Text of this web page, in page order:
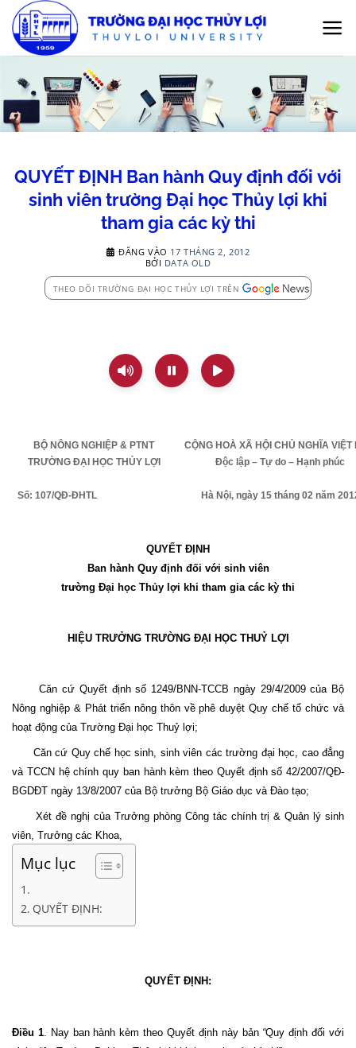
qua
nội
QUYẾT ĐỊNH Ban hành Quy định đối với
sinh viên trường Đại học Thủy lợi khi
tham gia các kỳ thi
ĐĂNG VÀO 17 THÁNG 2, 2012
BỞI DATA OLD
THEO DÕI TRƯỜNG ĐẠI HỌC THỦY LỢI TRÊN
BỘ NÔNG NGHIỆP & PTNT
TRƯỜNG ĐẠI HỌC THỦY LỢI
Số: 107/QĐ-ĐHTL
CỘNG HOÀ XÃ HỘI CHỦ NGHĨA VIỆT
Độc lập – Tự do – Hạnh phúc
Hà Nội, ngày 15 tháng 02 năm
QUYẾT ĐỊNH
Ban hành Quy định đối với sinh viên
trường Đại học Thủy lợi khi tham gia các kỳ thi
HIỆU TRƯỞNG TRƯỜNG ĐẠI HỌC THUỶ LỢI
Căn cứ Quyết định số 1249/BNN-TCCB ngày 29/4/2009 của Bộ
Nông nghiệp & Phát triển nông thôn về phê duyệt Quy chế tổ chức và
hoạt động của Trường Đại học Thuỷ lợi;
Căn cứ Quy chế học sinh, sinh viên các trường đại học, cao đẳng
và TCCN hệ chính quy ban hành kèm theo Quyết định số 42/2007/QĐ-
BGDĐT ngày 13/8/2007 của Bộ trưởng Bộ Giáo dục và Đào tạo;
Xét đề nghị của Trưởng phòng Công tác chính trị & Quản lý sinh
viên, Trưởng các Khoa,
Mục lục
QUYẾT ĐỊNH:
QUYẾT ĐỊNH:
Điều 1. Nay ban hành kèm theo Quyết định này bản “Quy định đối với